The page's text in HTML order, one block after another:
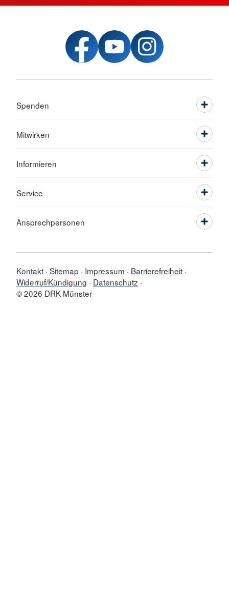
Spenden
Mitwirken
Informieren
Service
Ansprechpersonen
Kontakt Sitemap Impressum
Barrierefreiheit
Widerruf/Kündigung
Datenschutz
© 2026 DRK Münster